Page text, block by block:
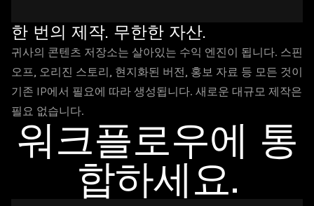
한 번의 제작. 무한한 자산.
귀사의 콘텐츠 저장소는 살아있는 수익 엔진이 됩니다. 스핀
오프, 오리진 스토리, 현지화된 버전, 홍보 자료 등 모든 것이
기존 IP에서 필요에 따라 생성됩니다. 새로운 대규모 제작은
필요 없습니다.
워크플로우에 통
합하세요.